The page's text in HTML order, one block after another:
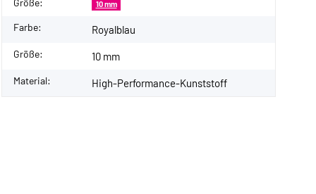
Größe: 10 mm
Farbe: Royalblau
Größe: 10 mm
Material: High-Performance-Kunststoff